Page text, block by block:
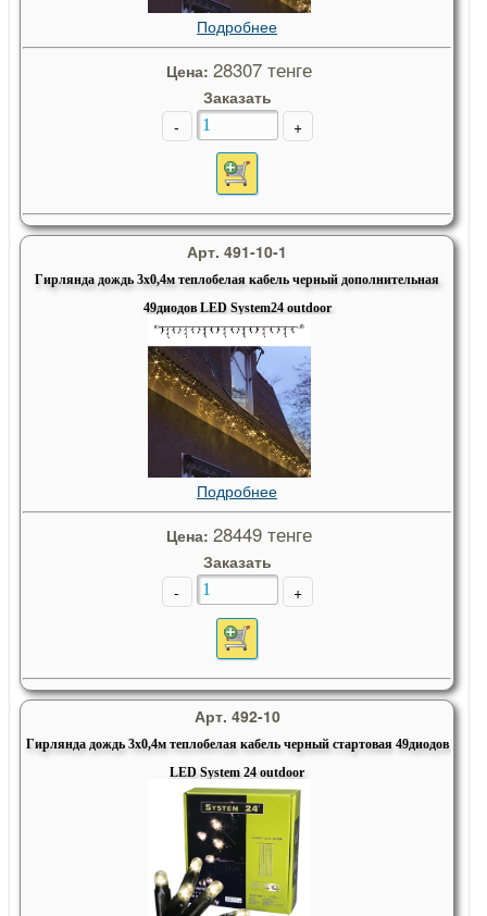
Подробнее
Цена: 28307 тенге
Заказать
-
+
Арт. 491-10-1
Гирлянда дождь 3х0,4м теплобелая кабель черный дополнительная
49диодов LED System24 outdoor
Подробнее
Цена: 28449 тенге
Заказать
-
+
Арт. 492-10
Гирлянда дождь 3х0,4м теплобелая кабель черный стартовая 49диодов
LED System 24 outdoor